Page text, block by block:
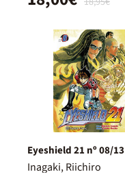
Eyeshield 21 nº 08/13
Inagaki, Riichiro